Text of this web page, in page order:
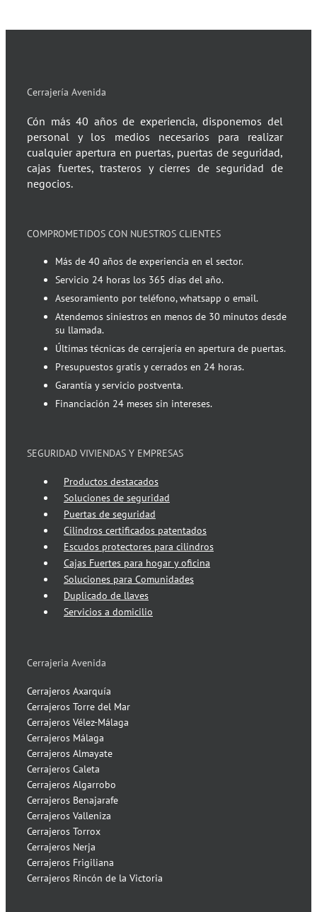
Cerrajería Avenida
Cón más 40 años de experiencia, disponemos del
personal y los medios necesarios para realizar
cualquier apertura en puertas, puertas de seguridad,
cajas fuertes, trasteros y cierres de seguridad de
negocios.
COMPROMETIDOS CON NUESTROS CLIENTES
Más de 40 años de experiencia en el sector.
Servicio 24 horas los 365 días del año.
Asesoramiento por teléfono, whatsapp o email.
Atendemos siniestros en menos de 30 minutos desde
su llamada.
Últimas técnicas de cerrajería en apertura de puertas.
Presupuestos gratis y cerrados en 24 horas.
Garantía y servicio postventa.
Financiación 24 meses sin intereses.
SEGURIDAD VIVIENDAS Y EMPRESAS
Productos destacados
Soluciones de seguridad
Puertas de seguridad
Cilindros certificados patentados
Escudos protectores para cilindros
Cajas Fuertes para hogar y oficina
Soluciones para Comunidades
Duplicado de llaves
Servicios a domicilio
Cerrajeria Avenida
Cerrajeros Axarquía
Cerrajeros Torre del Mar
Cerrajeros Vélez-Málaga
Cerrajeros Málaga
Cerrajeros Almayate
Cerrajeros Caleta
Cerrajeros Algarrobo
Cerrajeros Benajarafe
Cerrajeros Valleniza
Cerrajeros Torrox
Cerrajeros Nerja
Cerrajeros Frigiliana
Cerrajeros Rincón de la Victoria